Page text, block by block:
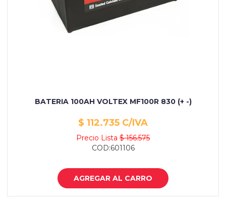
BATERIA 100AH VOLTEX MF100R 830 (+ -)
$ 112.735 C/IVA
Precio Lista $ 156.575
COD:601106
AGREGAR AL CARRO